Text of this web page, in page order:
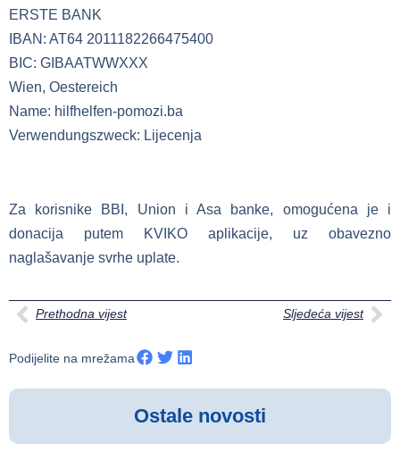
ERSTE BANK
IBAN: AT64 2011182266475400
BIC: GIBAATWWXXX
Wien, Oestereich
Name: hilfhelfen-pomozi.ba
Verwendungszweck: Lijecenja
Za korisnike BBI, Union i Asa banke, omogućena je i
donacija putem KVIKO aplikacije, uz obavezno
naglašavanje svrhe uplate.
Prethodna vijest Sljedeća vijest
Podijelite na mrežama
Ostale novosti